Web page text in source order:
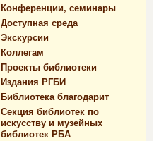
Конференции, семинары
Доступная среда
Экскурсии
Коллегам
Проекты библиотеки
Издания РГБИ
Библиотека благодарит
Секция библиотек по
искусству и музейных
библиотек РБА